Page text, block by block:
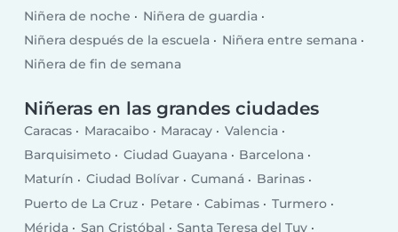
Niñera de noche
Niñera de guardia
Niñera después de la escuela
Niñera entre semana
Niñera de fin de semana
Niñeras en las grandes ciudades
Caracas Maracaibo Maracay
Valencia
Barquisimeto
Ciudad Guayana
Barcelona
Maturín
Ciudad Bolívar Cumaná
Barinas
Puerto de La Cruz
Petare Cabimas
Turmero
Mérida
San Cristóbal Santa Teresa del Tuy